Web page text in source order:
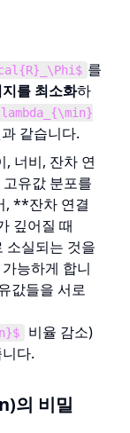
를
를 최소화하
같습니다.
, 너비, 잔차 연
고유값 분포를
, **잔차 연결
깊어질 때
소실되는 것을
능하게 합니
값들을 서로
비율 감소)
다.
의 비밀